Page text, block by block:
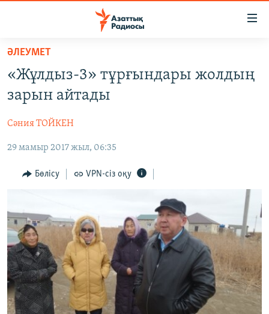
Skip
main
content
to
Navigation
САЯСАТ
AZATTYQTV
ҚАҢТАР ОҚИҒАСЫ
АДАМ ҚҰҚЫҚТАРЫ
ӘЛЕУМЕТ
АРНАЙЫ ЖОБАЛАР
Русский
ЖАЗЫЛЫҢЫЗ
ӘЛЕУМЕТ
«Жұлдыз-3» тұрғындары жолдың
зарын айтады
Сәния ТОЙКЕН
29 мамыр 2017 жыл, 06:35
Бөлісу VPN-сіз оқу